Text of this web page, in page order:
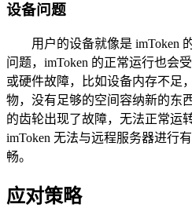
设备问题
用户的设备就像是 imToken
问题，imToken 的正常运行也会
或硬件故障，比如设备内存不足
物，没有足够的空间容纳新的东
的齿轮出现了故障，无法正常运
imToken 无法与远程服务器进行
畅。
应对策略